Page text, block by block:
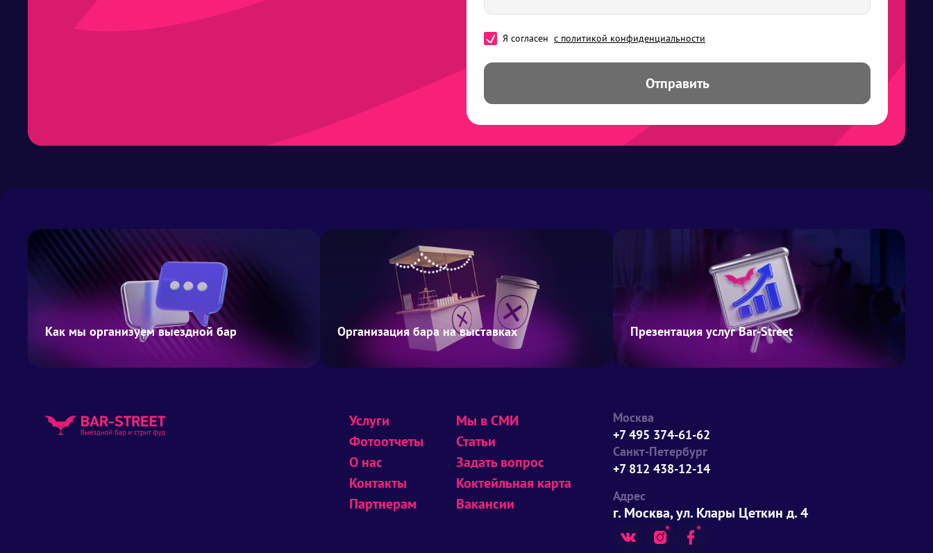
Я согласен с политикой конфиденциальности
Отправить
Как мы организуем выездной бар Организация бара на выставках Презентация услуг Bar-Street
Услуги
Фотоотчеты
О нас
Контакты
Партнерам
Мы в СМИ
Статьи
Задать вопрос
Коктейльная карта
Вакансии
Москва
+7 495 374-61-62
Санкт-Петербург
+7 812 438-12-14
Адрес
г. Москва, ул. Клары Цеткин д. 4